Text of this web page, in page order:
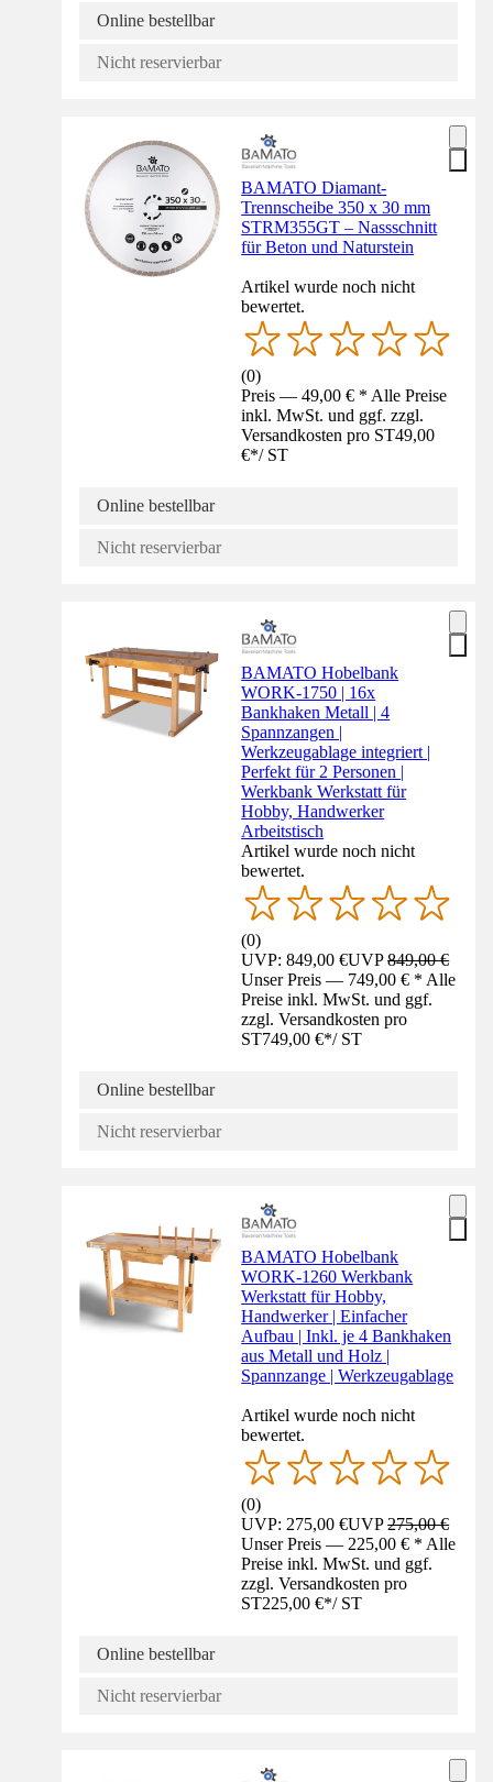
Online bestellbar
Nicht reservierbar
BAMATO Diamant-
Trennscheibe 350 x 30 mm
STRM355GT – Nassschnitt
für Beton und Naturstein
Artikel wurde noch nicht
bewertet.
(0)
Preis — 49,00 € * Alle Preise
inkl. MwSt. und ggf. zzgl.
Versandkosten pro ST49,00
€*/ ST
Online bestellbar
Nicht reservierbar
BAMATO Hobelbank
WORK-1750 | 16x
Bankhaken Metall | 4
Spannzangen |
Werkzeugablage integriert |
Perfekt für 2 Personen |
Werkbank Werkstatt für
Hobby, Handwerker
Arbeitstisch
Artikel wurde noch nicht
bewertet.
(0)
UVP: 849,00 €UVP849,00 €
Unser Preis — 749,00 € * Alle
Preise inkl. MwSt. und ggf.
zzgl. Versandkosten pro
ST749,00 €*/ ST
Online bestellbar
Nicht reservierbar
BAMATO Hobelbank
WORK-1260 Werkbank
Werkstatt für Hobby,
Handwerker | Einfacher
Aufbau | Inkl. je 4 Bankhaken
aus Metall und Holz |
Spannzange | Werkzeugablage
Artikel wurde noch nicht
bewertet.
(0)
UVP: 275,00 €UVP275,00 €
Unser Preis — 225,00 € * Alle
Preise inkl. MwSt. und ggf.
zzgl. Versandkosten pro
ST225,00 €*/ ST
Online bestellbar
Nicht reservierbar